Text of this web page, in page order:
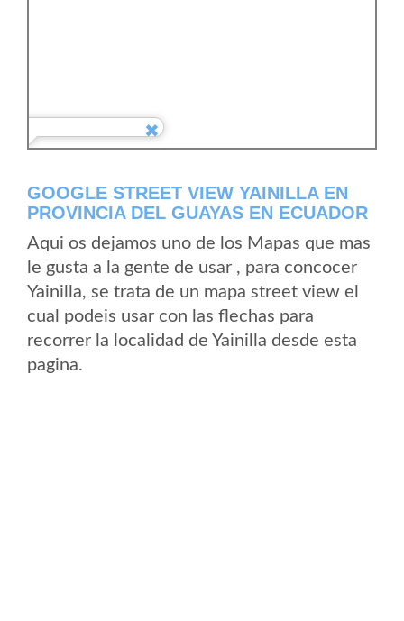
GOOGLE STREET VIEW YAINILLA EN
PROVINCIA DEL GUAYAS EN ECUADOR
Aqui os dejamos uno de los Mapas que mas
le gusta a la gente de usar , para concocer
Yainilla, se trata de un mapa street view el
cual podeis usar con las flechas para
recorrer la localidad de Yainilla desde esta
pagina.